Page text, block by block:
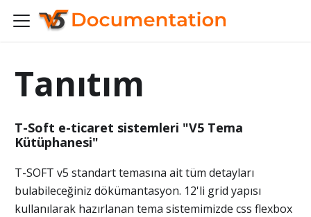
Tanıtım
T-Soft e-ticaret sistemleri "V5 Tema
Kütüphanesi"
T-SOFT v5 standart temasına ait tüm detayları
bulabileceğiniz dökümantasyon. 12'li grid yapısı
kullanılarak hazırlanan tema sistemimizde css flexbox